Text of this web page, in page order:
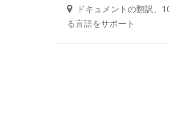
ドキュメントの翻訳、
る言語をサポート